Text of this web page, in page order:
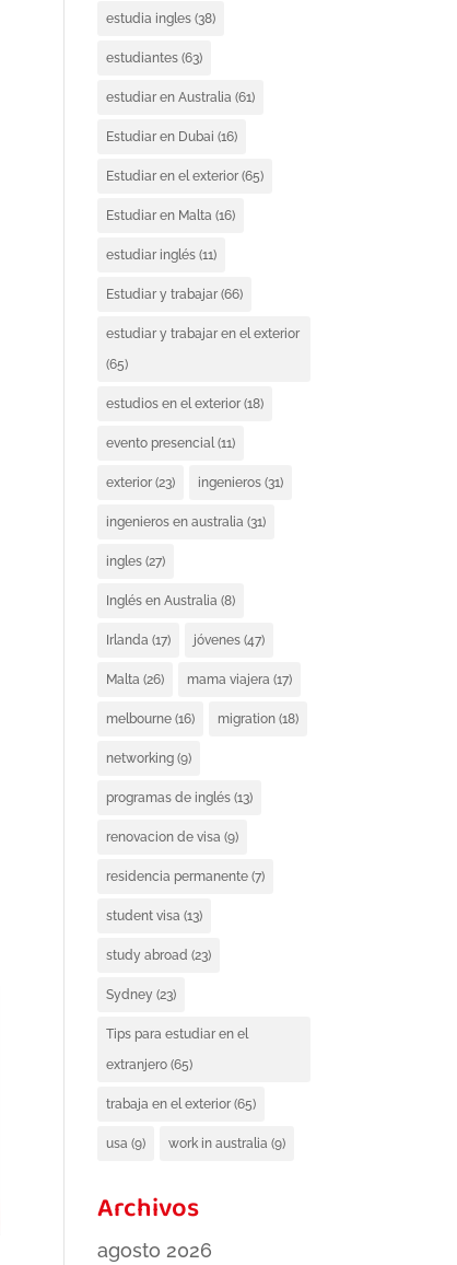
estudia ingles (38)
estudiantes (63)
estudiar en Australia (61)
Estudiar en Dubai (16)
Estudiar en el exterior (65)
Estudiar en Malta (16)
estudiar inglés (11)
Estudiar y trabajar (66)
estudiar y trabajar en el exterior
(65)
estudios en el exterior (18)
evento presencial(11)
exterior (23) ingenieros (31)
ingenieros en australia (31)
ingles (27)
Inglés en Australia (8)
Irlanda (17) jóvenes (47)
Malta (26) mama viajera (17)
melbourne (16) migration (18)
networking (9)
programas de inglés (13)
renovacion de visa (9)
residencia permanente (7)
student visa (13)
study abroad (23)
Sydney (23)
Tips para estudiar en el
extranjero (65)
trabaja en el exterior (65)
usa (9) work in australia (9)
Archivos
agosto 2026